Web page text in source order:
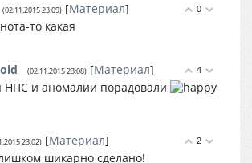
0
(02.11.2015 23:09) [Материал]
то какая
4
(02.11.2015 23:08) [Материал]
НПС и аномалии порадовали
2
23:02) [Материал]
шикарно сделано!